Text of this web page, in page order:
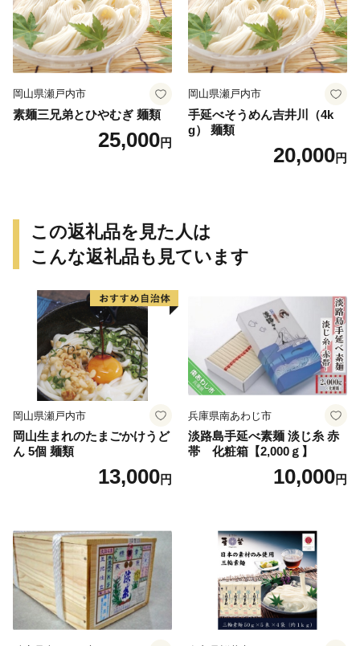
岡山県瀬戸内市
素麺三兄弟とひやむぎ 麺類
25,000円
岡山県瀬戸内市
手延べそうめん吉井川（4k
g） 麺類
20,000円
この返礼品を見た人は
こんな返礼品も見ています
岡山県瀬戸内市
岡山生まれのたまごかけうど
ん 5個 麺類
13,000円
兵庫県南あわじ市
淡路島手延べ素麺 淡じ糸 赤
帯 化粧箱【2,000ｇ】
10,000円